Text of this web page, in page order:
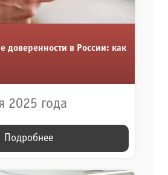
доверенности в России: как
2025 года
Подробнее